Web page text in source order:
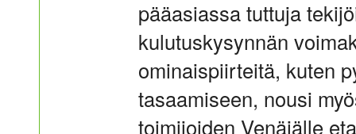
pääasiassa tuttuja
kulutuskysynnän
ominaispiirteitä, kuten
tasaamiseen, nousi
toimijoiden Venäjälle